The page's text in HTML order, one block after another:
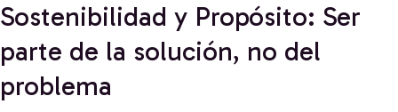
Sostenibilidad y Propósito: Ser
parte de la solución, no del
problema